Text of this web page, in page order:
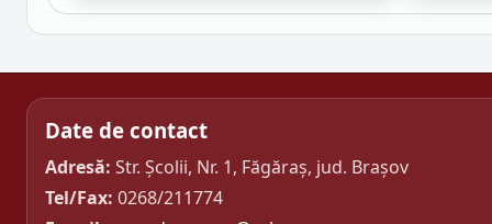
Date de contact
Adresă: Str. Școlii, Nr. 1, Făgăraș, jud. Brașov
Tel/Fax: 0268/211774